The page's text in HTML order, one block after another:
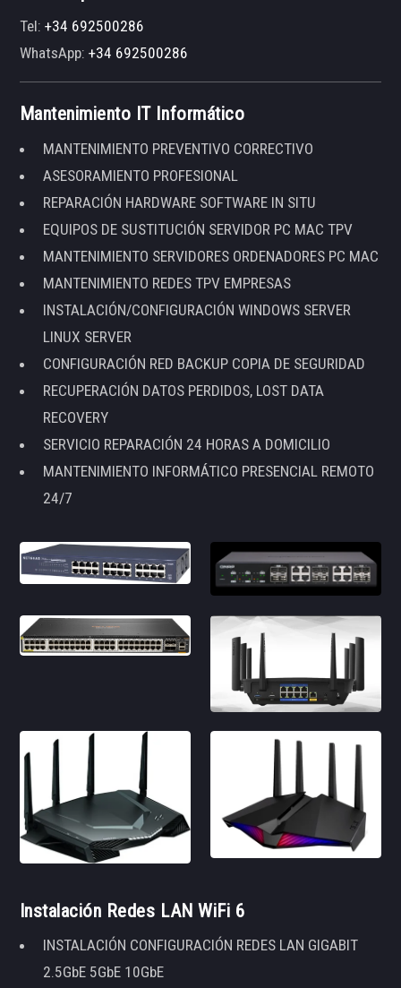
Tel:+34 692500286
WhatsApp:+34 692500286
Mantenimiento IT Informático
MANTENIMIENTO PREVENTIVO CORRECTIVO
ASESORAMIENTO PROFESIONAL
REPARACIÓN HARDWARE SOFTWARE IN SITU
EQUIPOS DE SUSTITUCIÓN SERVIDOR PC MAC TPV
MANTENIMIENTO SERVIDORES ORDENADORES PC MAC
MANTENIMIENTO REDES TPV EMPRESAS
INSTALACIÓN/CONFIGURACIÓN WINDOWS SERVER
LINUX SERVER
CONFIGURACIÓN RED BACKUP COPIA DE SEGURIDAD
RECUPERACIÓN DATOS PERDIDOS, LOST DATA
RECOVERY
SERVICIO REPARACIÓN 24 HORAS A DOMICILIO
MANTENIMIENTO INFORMÁTICO PRESENCIAL REMOTO
24/7
Instalación Redes LAN WiFi 6
INSTALACIÓN CONFIGURACIÓN REDES LAN GIGABIT
2.5GbE 5GbE 10GbE